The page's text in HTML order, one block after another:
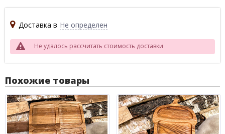
Доставка в Не определен
Не удалось рассчитать стоимость доставки
Похожие товары